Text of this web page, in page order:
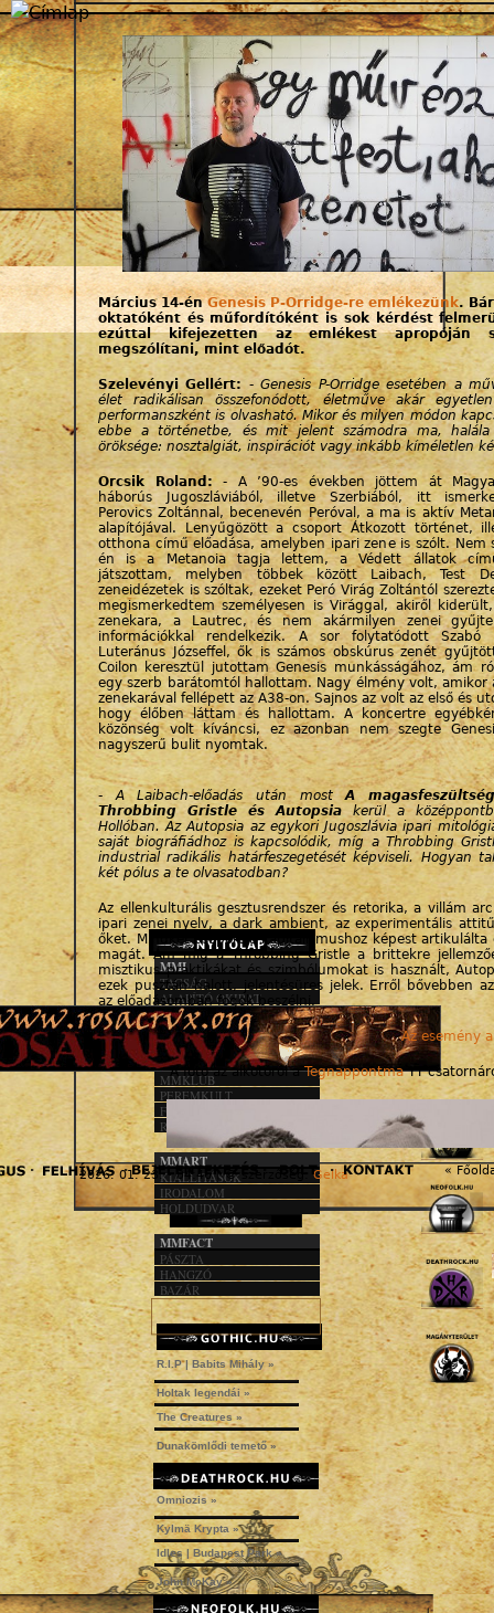
Jump to navigation
Március 14-énGenesis P-Orridge-re emlékezünk.
oktatóként és műfordítóként is sok kérdést
ezúttal kifejezetten az emlékest apropóján
megszólítani, mint előadót.
Szelevényi Gellért: - Genesis P-Orridge esetében a
élet radikálisan összefonódott, életműve akár
performanszként is olvasható. Mikor és milyen módon
ebbe a történetbe, és mit jelent számodra ma,
öröksége: nosztalgiát, inspirációt vagy inkább kíméletlen
Orcsik Roland:- A ’90-es években jöttem át
háborús Jugoszláviából, illetve Szerbiából, itt
Perovics Zoltánnal, becenevén Peróval, a ma is aktív
alapítójával. Lenyűgözött a csoport Átkozott történet,
otthona című előadása, amelyben ipari zene is szólt. Nem
én is a Metanoia tagja lettem, a Védett állatok
játszottam, melyben többek között Laibach, Test
zeneidézetek is szóltak, ezeket Peró Virág Zoltántól
megismerkedtem személyesen is Virággal, akiről
zenekara, a Lautrec, és nem akármilyen zenei
információkkal rendelkezik. A sor folytatódott Szabó
Luteránus Józseffel, ők is számos obskúrus zenét
Coilon keresztül jutottam Genesis munkásságához, ám
egy szerb barátomtól hallottam. Nagy élmény volt, amikor
zenekarával fellépett az A38-on. Sajnos az volt az első és
hogy élőben láttam és hallottam. A koncertre
közönség volt kíváncsi, ez azonban nem szegte
nagyszerű bulit nyomtak.
- A Laibach-előadás után mostA
Throbbing Gristle és Autopsia kerül a
Hollóban. Az Autopsia az egykori Jugoszlávia ipari
saját biográfiádhoz is kapcsolódik, míg a Throbbing
industrial radikális határfeszegetését képviseli. Hogyan
két pólus a te olvasatodban?
Az ellenkulturális gesztusrendszer és retorika, a villám
ipari zenei nyelv, a dark ambient, az experimentális
őket. Mindkét csoport a kapitalizmushoz képest artikulálta
magát. Ám míg a Throbbing Gristle a brittekre
misztikus praktikákat és szimbólumokat is használt,
ezek pusztán halott, jelentésüres jelek. Erről bővebben
az előadásomban fogok beszélni.
Az esemény
A fotó az alkotóról aTegnappontmaYT
A hozzászóláshozregisztrációésbejelentkezés
2026. 01. 23. - 04:46 | © szerzőség: Gelka «
MMI
TAGSÁG
ALAPÍTÓ OKIRAT
KÖZHASZN. JEL.
1%
MMACT
MMKLUB
PEREMKULT
FÚZIÓ
R.I.P.
MMART
KIÁLLÍTÁSOK
IRODALOM
HOLDUDVAR
MMFACT
PÁSZTA
HANGZÓ
BAZÁR
R.I.P | Babits Mihály »
Holtak legendái »
The Creatures »
Dunakömlődi temető »
Omniozis »
Kylmä Krypta »
Idles | Budapest Park »
John McKay »